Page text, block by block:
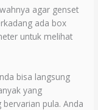
agar genset
ada box
untuk melihat
bisa langsung
yang
pula. Anda